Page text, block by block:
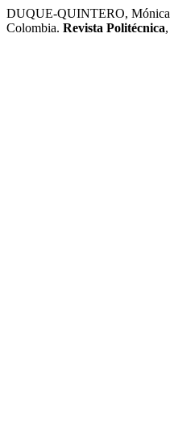
DUQUE-QUINTERO,
Colombia. Revista Politécnica,